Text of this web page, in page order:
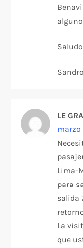
LE
marzo
Lima-
para
salida
La
que